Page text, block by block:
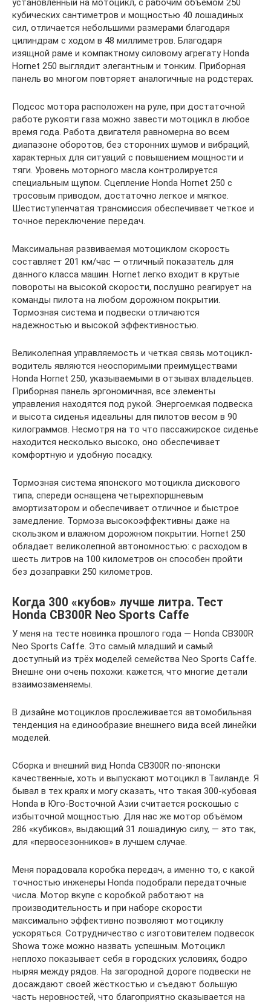
кубических сантиметров и мощностью 40 лошадиных
сил, отличается небольшими размерами благодаря
цилиндрам с ходом в 48 миллиметров. Благодаря
изящной раме и компактному силовому агрегату Honda
Hornet 250 выглядит элегантным и тонким. Приборная
панель во многом повторяет аналогичные на родстерах.
Подсос мотора расположен на руле, при достаточной
работе рукояти газа можно завести мотоцикл в любое
время года. Работа двигателя равномерна во всем
диапазоне оборотов, без сторонних шумов и вибраций,
характерных для ситуаций с повышением мощности и
тяги. Уровень моторного масла контролируется
специальным щупом. Сцепление Honda Hornet 250 с
тросовым приводом, достаточно легкое и мягкое.
Шестиступенчатая трансмиссия обеспечивает четкое и
точное переключение передач.
Максимальная развиваемая мотоциклом скорость
составляет 201 км/час — отличный показатель для
данного класса машин. Hornet легко входит в крутые
повороты на высокой скорости, послушно реагирует на
команды пилота на любом дорожном покрытии.
Тормозная система и подвески отличаются
надежностью и высокой эффективностью.
Великолепная управляемость и четкая связь мотоцикл-
водитель являются неоспоримыми преимуществами
Honda Hornet 250, указываемыми в отзывах владельцев.
Приборная панель эргономичная, все элементы
управления находятся под рукой. Энергоемкая подвеска
и высота сиденья идеальны для пилотов весом в 90
килограммов. Несмотря на то что пассажирское сиденье
находится несколько высоко, оно обеспечивает
комфортную и удобную посадку.
Тормозная система японского мотоцикла дискового
типа, спереди оснащена четырехпоршневым
амортизатором и обеспечивает отличное и быстрое
замедление. Тормоза высокоэффективны даже на
скользком и влажном дорожном покрытии. Hornet 250
обладает великолепной автономностью: с расходом в
шесть литров на 100 километров он способен пройти
без дозаправки 250 километров.
Когда 300 «кубов» лучше литра. Тест
Honda CB300R Neo Sports Caffe
У меня на тесте новинка прошлого года — Honda CB300R
Neo Sports Caffe. Это самый младший и самый
доступный из трёх моделей семейства Neo Sports Caffe.
Внешне они очень похожи: кажется, что многие детали
взаимозаменяемы.
В дизайне мотоциклов прослеживается автомобильная
тенденция на единообразие внешнего вида всей линейки
моделей.
Сборка и внешний вид Honda CB300R по-японски
качественные, хоть и выпускают мотоцикл в Таиланде. Я
бывал в тех краях и могу сказать, что такая 300‑кубовая
Honda в Юго-Восточной Азии считается роскошью с
избыточной мощностью. Для нас же мотор объёмом
286 «кубиков», выдающий 31 лошадиную силу, — это так,
для «первосезонников» в лучшем случае.
Меня порадовала коробка передач, а именно то, с какой
точностью инженеры Honda подобрали передаточные
числа. Мотор вкупе с коробкой работают на
производительность и при наборе скорости
максимально эффективно позволяют мотоциклу
ускоряться. Сотрудничество с изготовителем подвесок
Showa тоже можно назвать успешным. Мотоцикл
неплохо показывает себя в городских условиях, бодро
ныряя между рядов. На загородной дороге подвески не
досаждают своей жёсткостью и съедают большую
часть неровностей, что благоприятно сказывается на